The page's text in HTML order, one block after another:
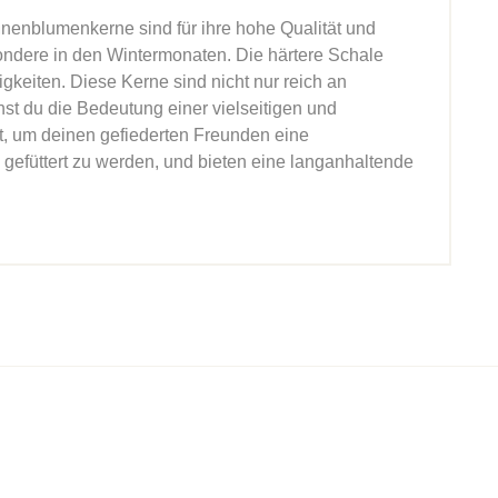
sind für ihre hohe Qualität und
in den Wintermonaten. Die härtere Schale
Diese Kerne sind nicht nur reich an
du die Bedeutung einer vielseitigen und
um deinen gefiederten Freunden eine
zu werden, und bieten eine langanhaltende